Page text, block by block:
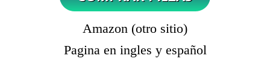
Amazon (otro sitio)
Pagina en ingles y español